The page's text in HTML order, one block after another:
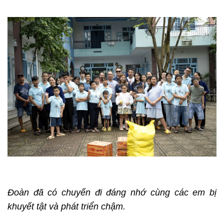
Đoàn đã có chuyến đi đáng nhớ cùng các em bị
khuyết tật và phát triển chậm.